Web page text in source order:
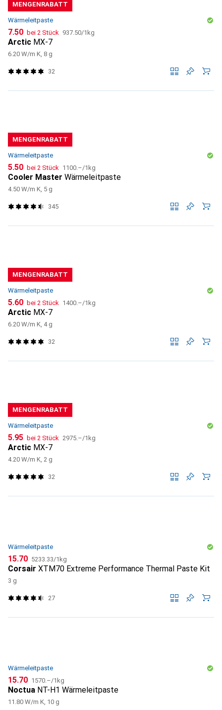
MENGENRABATT
Wärmeleitpaste
CHF
7.50 bei 2 Stück CHF
937.50/1kg
Arctic MX-7
6.20 W/m K, 8 g
32
MENGENRABATT
Wärmeleitpaste
CHF
5.50 bei 2 Stück CHF
1100.–/1kg
Cooler Master Wärmeleitpaste
4.50 W/m K, 5 g
345
MENGENRABATT
Wärmeleitpaste
CHF
5.60 bei 2 Stück CHF
1400.–/1kg
Arctic MX-7
6.20 W/m K, 4 g
32
MENGENRABATT
Wärmeleitpaste
CHF
5.95 bei 2 Stück CHF
2975.–/1kg
Arctic MX-7
4.20 W/m K, 2 g
32
Wärmeleitpaste
CHF
15.70 CHF
5233.33/1kg
Corsair XTM70 Extreme Performance Thermal Paste Kit
3 g
27
Wärmeleitpaste
CHF
15.70 CHF
1570.–/1kg
Noctua NT-H1 Wärmeleitpaste
11.80 W/m K, 10 g